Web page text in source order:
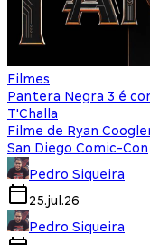
Filmes
Pantera Negra 3 é
T'Challa
Filme de Ryan
San Diego Comic-Con
Pedro Siqueira
25.jul.26
Pedro Siqueira